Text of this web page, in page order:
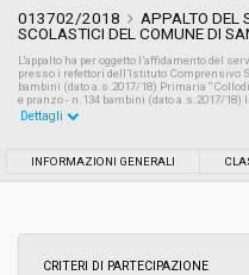
013702/2018
APPALTO DEL
SCOLASTICI DEL COMUNE DI
L'appalto ha per oggetto l’affidamento del
presso i refettori dell’Istituto Comprensivo
bambini (dato a.s.2017/18) Primaria
e pranzo - n.134 bambini (dato a.s.2017/
Data pubblicazione:
Dettagli
INFORMAZIONI GENERALI
CRITERI DI PARTECIPAZIONE